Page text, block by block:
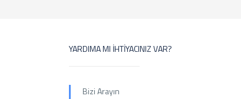
YARDIMA MI İHTİYACINIZ VAR?
Bizi Arayın